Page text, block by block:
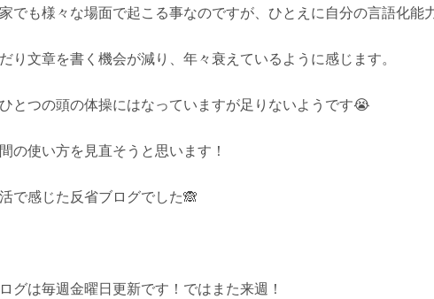
でも様々な場面で起こる事なのですが、ひとえに自分の言語化能
り文章を書く機会が減り、年々衰えているように感じます。
とつの頭の体操にはなっていますが足りないようです😭
の使い方を見直そうと思います！
で感じた反省ブログでした🙈
グは毎週金曜日更新です！ではまた来週！